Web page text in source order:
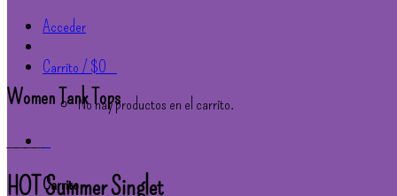
Acceder
Carrito /$0
No hay productos en el carrito.
Carrito
Women Tank Tops
____
HOT Summer Singlet